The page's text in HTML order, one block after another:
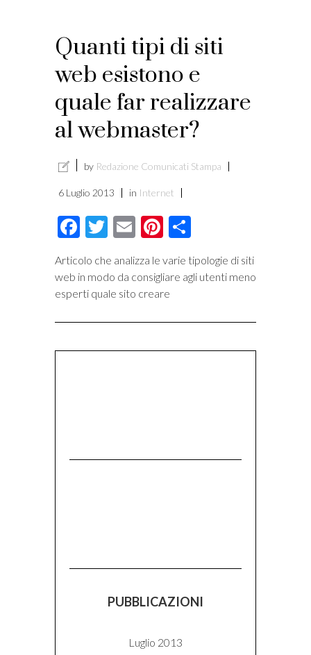
Quanti tipi di siti
web esistono e
quale far realizzare
al webmaster?
by Redazione Comunicati Stampa
6 Luglio 2013 in Internet
Facebook
Twitter
EmailPinterest
Articolo che analizza le varie tipologie di siti
web in modo da consigliare agli utenti meno
esperti quale sito creare
PUBBLICAZIONI
Luglio 2013